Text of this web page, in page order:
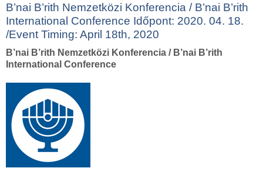
B’nai B’rith Nemzetközi Konferencia / B’nai B’rith
International Conference Időpont: 2020. 04. 18.
/Event Timing: April 18th, 2020
B’nai B’rith Nemzetközi Konferencia / B’nai B’rith
International Conference